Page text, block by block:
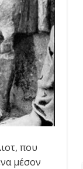
που
μέσον